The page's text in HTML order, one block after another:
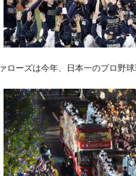
ローズは今年、日本一のプロ野